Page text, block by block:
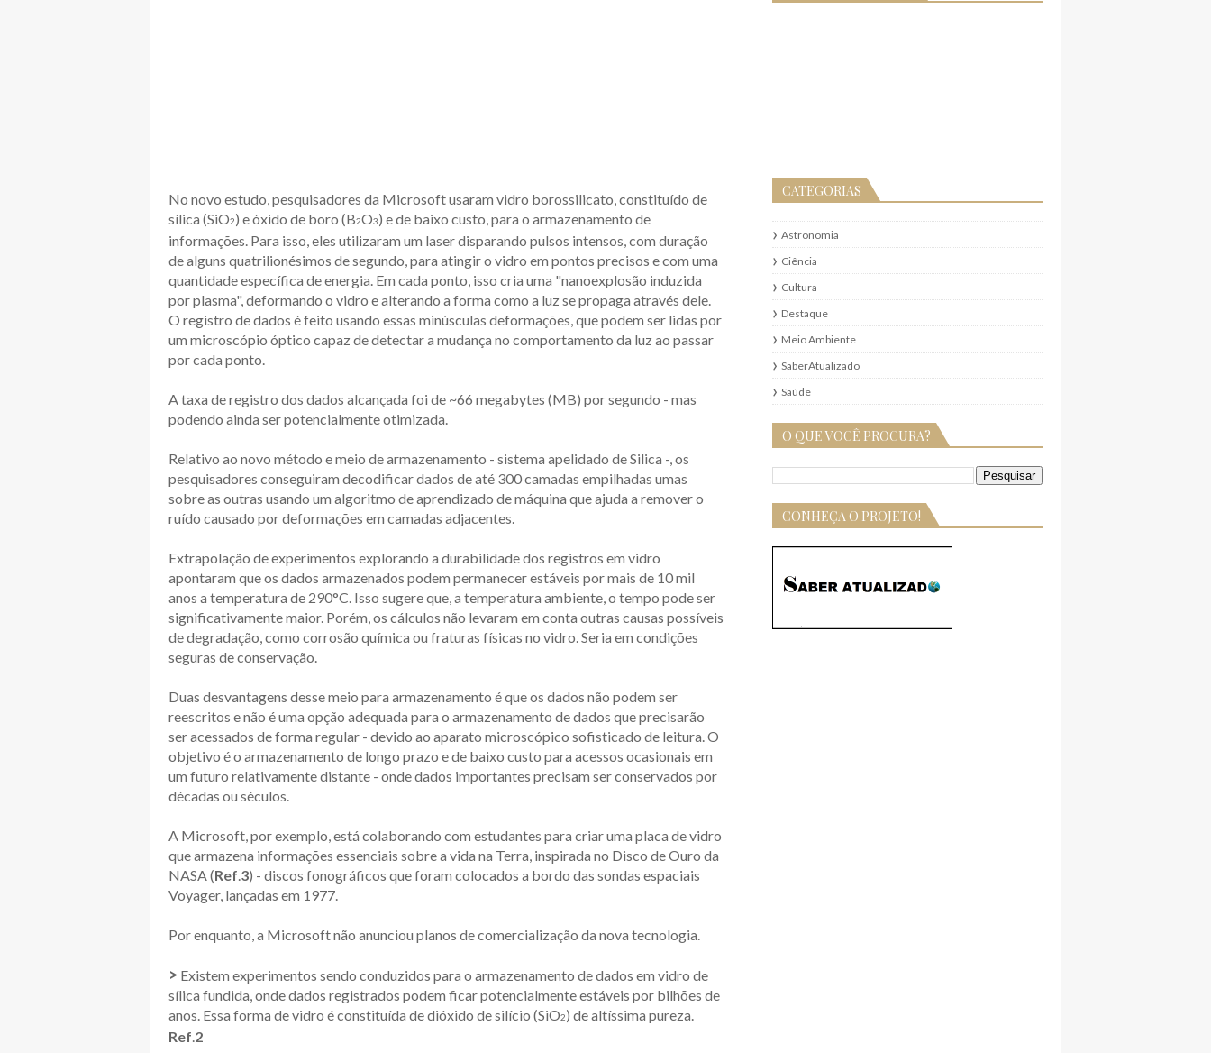
No novo estudo, pesquisadores da Microsoft usaram vidro borossilicato, constituído de
sílica (SiO2) e óxido de boro (B2O3) e de baixo custo, para o armazenamento de
informações. Para isso, eles utilizaram um laser disparando pulsos intensos, com duração
de alguns quatrilionésimos de segundo, para atingir o vidro em pontos precisos e com uma
quantidade específica de energia. Em cada ponto, isso cria uma "nanoexplosão induzida
por plasma", deformando o vidro e alterando a forma como a luz se propaga através dele.
O registro de dados é feito usando essas minúsculas deformações, que podem ser lidas por
um microscópio óptico capaz de detectar a mudança no comportamento da luz ao passar
por cada ponto.
A taxa de registro dos dados alcançada foi de ~66 megabytes (MB) por segundo - mas
podendo ainda ser potencialmente otimizada.
Relativo ao novo método e meio de armazenamento - sistema apelidado de Silica -, os
pesquisadores conseguiram decodificar dados de até 300 camadas empilhadas umas
sobre as outras usando um algoritmo de aprendizado de máquina que ajuda a remover o
ruído causado por deformações em camadas adjacentes.
Extrapolação de experimentos explorando a durabilidade dos registros em vidro
apontaram que os dados armazenados podem permanecer estáveis por mais de 10 mil
anos a temperatura de 290°C. Isso sugere que, a temperatura ambiente, o tempo pode ser
significativamente maior. Porém, os cálculos não levaram em conta outras causas possíveis
de degradação, como corrosão química ou fraturas físicas no vidro. Seria em condições
seguras de conservação.
Duas desvantagens desse meio para armazenamento é que os dados não podem ser
reescritos e não é uma opção adequada para o armazenamento de dados que precisarão
ser acessados de forma regular - devido ao aparato microscópico sofisticado de leitura. O
objetivo é o armazenamento de longo prazo e de baixo custo para acessos ocasionais em
um futuro relativamente distante - onde dados importantes precisam ser conservados por
décadas ou séculos.
A Microsoft, por exemplo, está colaborando com estudantes para criar uma placa de vidro
que armazena informações essenciais sobre a vida na Terra, inspirada no Disco de Ouro da
NASA (Ref.3) - discos fonográficos que foram colocados a bordo das sondas espaciais
Voyager, lançadas em 1977.
Por enquanto, a Microsoft não anunciou planos de comercialização da nova tecnologia.
> Existem experimentos sendo conduzidos para o armazenamento de dados em vidro de
sílica fundida, onde dados registrados podem ficar potencialmente estáveis por bilhões de
anos. Essa forma de vidro é constituída de dióxido de silício (SiO2) de altíssima pureza.
Ref.2
CATEGORIAS
Astronomia
Ciência
Cultura
Destaque
Meio Ambiente
SaberAtualizado
Saúde
O QUE VOCÊ PROCURA?
CONHEÇA O PROJETO!